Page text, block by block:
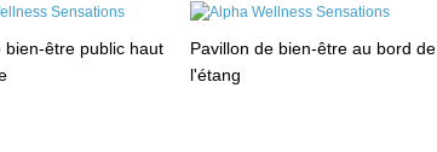
bien-être public haut
Pavillon de bien-être au bord de
l'étang